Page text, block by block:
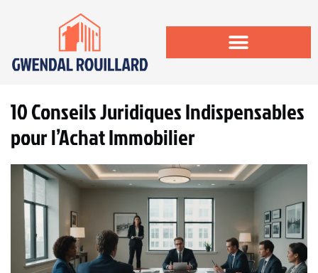
10 Conseils Juridiques Indispensables
pour l’Achat Immobilier